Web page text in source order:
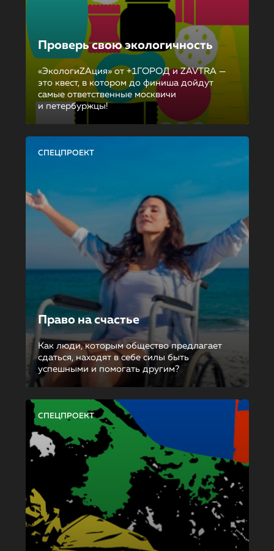
Проверь свою экологичность
«ЭкологиZAция» от +1ГОРОД и ZAVTRA —
это квест, в котором до финиша дойдут
самые ответственные москвичи
и петербуржцы!
СПЕЦПРОЕКТ
Право на счастье
Как люди, которым общество предлагает
сдаться, находят в себе силы быть
успешными и помогать другим?
СПЕЦПРОЕКТ